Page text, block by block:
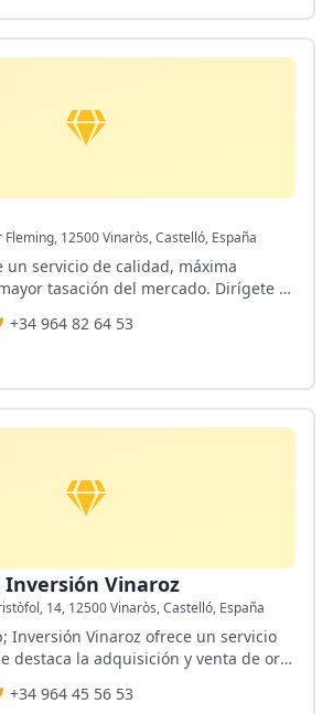
12500 Vinaròs, Castelló, España
un servicio de calidad, máxima
tasación del mercado. Dirígete a
en que se encuentren.
+34 964 82 64 53
Inversión Vinaroz
14, 12500 Vinaròs, Castelló, España
Inversión Vinaroz ofrece un servicio
destaca la adquisición y venta de oro,
evaluaciones de tus joyas.
+34 964 45 56 53